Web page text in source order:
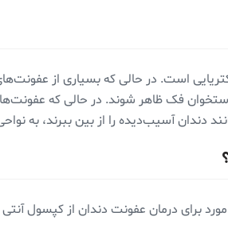
است. در حالی که بسیاری از
فک ظاهر شوند. در حالی که
دندان آسیب‌دیده را از بین ببرند، به
برای درمان عفونت دندان از کپسول